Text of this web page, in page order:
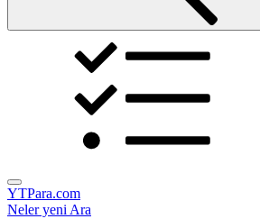
YTPara.com
Neler yeniAra